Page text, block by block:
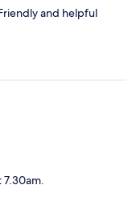
and helpful
7.30am.